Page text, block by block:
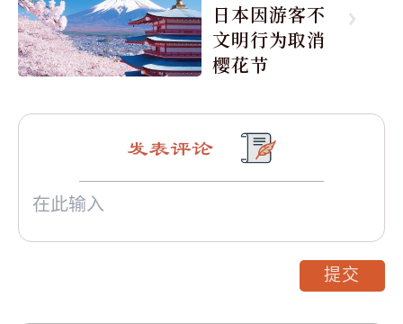
日本因游客不
文明行为取消
樱花节
发表评论
提交